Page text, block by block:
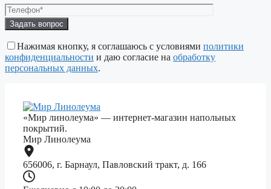
Оставьте
это
поле
пустым.
Нажимая кнопку, я соглашаюсь с условиями политики
конфиденциальности и даю согласие на обработку
персональных данных.
«Мир линолеума» — интернет-магазин напольных
покрытий.
Мир Линолеума
656006, г. Барнаул, Павловский тракт, д. 166